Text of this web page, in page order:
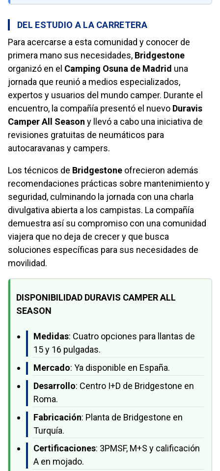
DEL ESTUDIO A LA CARRETERA
Para acercarse a esta comunidad y conocer de
primera mano sus necesidades, Bridgestone
organizó en el Camping Osuna de Madrid una
jornada que reunió a medios especializados,
expertos y usuarios del mundo camper. Durante el
encuentro, la compañía presentó el nuevo Duravis
Camper All Season y llevó a cabo una iniciativa de
revisiones gratuitas de neumáticos para
autocaravanas y campers.
Los técnicos de Bridgestone ofrecieron además
recomendaciones prácticas sobre mantenimiento y
seguridad, culminando la jornada con una charla
divulgativa abierta a los campistas. La compañía
demuestra así su compromiso con una comunidad
viajera que no deja de crecer y que busca
soluciones específicas para sus necesidades de
movilidad.
DISPONIBILIDAD DURAVIS CAMPER ALL
SEASON
Medidas: Cuatro opciones para llantas de
15 y 16 pulgadas.
Mercado: Ya disponible en España.
Desarrollo: Centro I+D de Bridgestone en
Roma.
Fabricación: Planta de Bridgestone en
Turquía.
Certificaciones: 3PMSF, M+S y calificación
A en mojado.